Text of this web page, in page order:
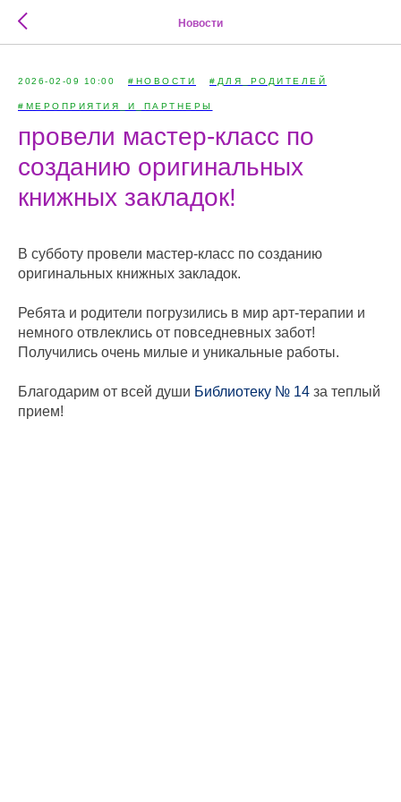
Новости
2026-02-09 10:00 #НОВОСТИ #ДЛЯ_РОДИТЕЛЕЙ
#МЕРОПРИЯТИЯ_И_ПАРТНЕРЫ
провели мастер-класс по
созданию оригинальных
книжных закладок!
В субботу провели мастер-класс по созданию
оригинальных книжных закладок.
Ребята и родители погрузились в мир арт-терапии и
немного отвлеклись от повседневных забот!
Получились очень милые и уникальные работы.
Благодарим от всей души Библиотеку № 14 за теплый
прием!